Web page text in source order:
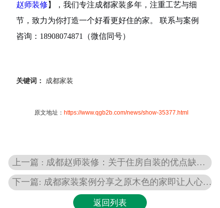
赵师装修 】，我们专注成都家装多年，注重工艺与细
节，致力为你打造一个好看更好住的家。 联系与案例
咨询：18908074871（微信同号）
关键词： 成都家装
原文地址： https://www.qgb2b.com/news/show-35377.html
上一篇 : 成都赵师装修：关于住房自装的优点缺点分析
下一篇: 成都家装案例分享之原木色的家即让人心安又满足
返回列表